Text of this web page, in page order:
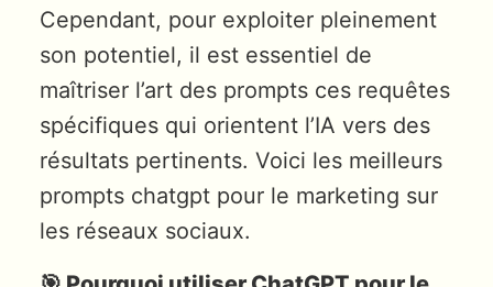
Cependant, pour exploiter pleinement
son potentiel, il est essentiel de
maîtriser l’art des prompts ces requêtes
spécifiques qui orientent l’IA vers des
résultats pertinents. Voici les meilleurs
prompts chatgpt pour le marketing sur
les réseaux sociaux.